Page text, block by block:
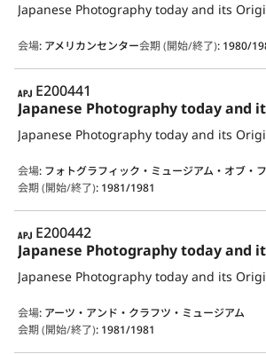
Japanese Photography today and its
会場: アメリカンセンター会期 (開始/終了): 1980/
APJ
E200441
Japanese Photography today and
Japanese Photography today and its
会場: フォトグラフィック・ミュージアム・オブ・
会期 (開始/終了): 1981/1981
APJ
E200442
Japanese Photography today and
Japanese Photography today and its
会場: アーツ・アンド・クラフツ・ミュージアム
会期 (開始/終了): 1981/1981